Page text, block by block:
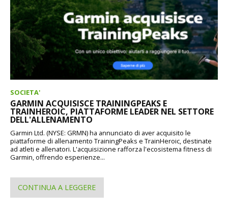
SOCIETA'
GARMIN ACQUISISCE TRAININGPEAKS E
TRAINHEROIC, PIATTAFORME LEADER NEL SETTORE
DELL'ALLENAMENTO
Garmin Ltd. (NYSE: GRMN) ha annunciato di aver acquisito le
piattaforme di allenamento TrainingPeaks e TrainHeroic, destinate
ad atleti e allenatori. L'acquisizione rafforza l'ecosistema fitness di
Garmin, offrendo esperienze...
CONTINUA A LEGGERE